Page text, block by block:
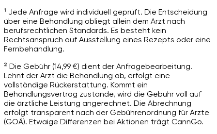
¹ Jede Anfrage wird individuell geprüft. Die Entscheidung
über eine Behandlung obliegt allein dem Arzt nach
berufsrechtlichen Standards. Es besteht kein
Rechtsanspruch auf Ausstellung eines Rezepts oder eine
Fernbehandlung.
² Die Gebühr (14,99 €) dient der Anfragebearbeitung.
Lehnt der Arzt die Behandlung ab, erfolgt eine
vollständige Rückerstattung. Kommt ein
Behandlungsvertrag zustande, wird die Gebühr voll auf
die ärztliche Leistung angerechnet. Die Abrechnung
erfolgt transparent nach der Gebührenordnung für Ärzte
(GOÄ). Etwaige Differenzen bei Aktionen trägt CannGo.